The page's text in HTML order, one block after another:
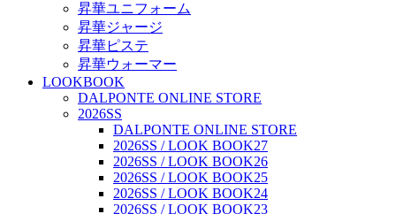
昇華ユニフォーム
昇華ジャージ
昇華ピステ
昇華ウォーマー
LOOKBOOK
DALPONTE ONLINE STORE
2026SS
DALPONTE ONLINE STORE
2026SS / LOOK BOOK27
2026SS / LOOK BOOK26
2026SS / LOOK BOOK25
2026SS / LOOK BOOK24
2026SS / LOOK BOOK23